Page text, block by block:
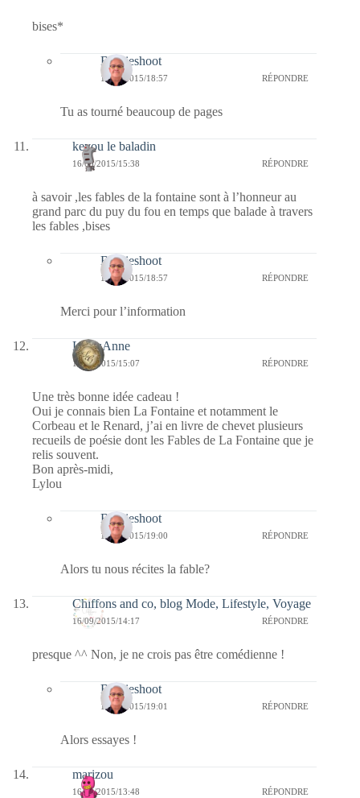
bises*
Bernieshoot
16/09/2015/18:57 RÉPONDRE
Tu as tourné beaucoup de pages
keyou le baladin
16/09/2015/15:38 RÉPONDRE
à savoir ,les fables de la fontaine sont à l’honneur au
grand parc du puy du fou en temps que balade à travers
les fables ,bises
Bernieshoot
16/09/2015/18:57 RÉPONDRE
Merci pour l’information
LylouAnne
16/09/2015/15:07 RÉPONDRE
Une très bonne idée cadeau !
Oui je connais bien La Fontaine et notamment le
Corbeau et le Renard, j’ai en livre de chevet plusieurs
recueils de poésie dont les Fables de La Fontaine que je
relis souvent.
Bon après-midi,
Lylou
Bernieshoot
16/09/2015/19:00 RÉPONDRE
Alors tu nous récites la fable?
Chiffons and co, blog Mode, Lifestyle, Voyage
16/09/2015/14:17 RÉPONDRE
presque ^^ Non, je ne crois pas être comédienne !
Bernieshoot
16/09/2015/19:01 RÉPONDRE
Alors essayes !
marizou
16/09/2015/13:48 RÉPONDRE